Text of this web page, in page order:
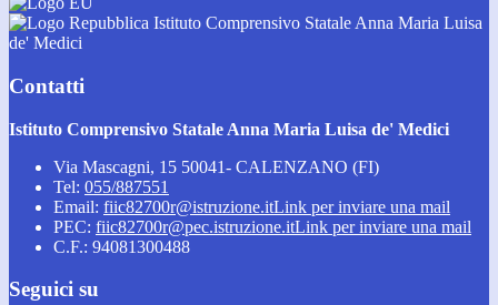
Istituto Comprensivo Statale Anna Maria Luisa
de' Medici
Contatti
Istituto Comprensivo Statale Anna Maria Luisa de' Medici
Via Mascagni, 15 50041- CALENZANO (FI)
Tel: 055/887551
Email: fiic82700r@istruzione.itLink per inviare una mail
PEC: fiic82700r@pec.istruzione.itLink per inviare una mail
C.F.: 94081300488
Seguici su